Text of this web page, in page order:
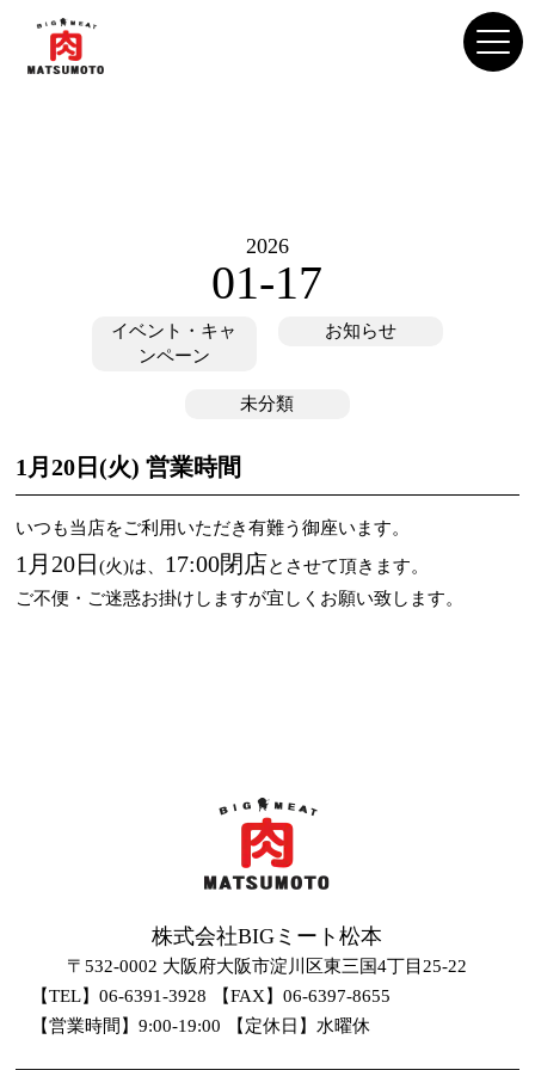
2026
01-17
イベント・キャ
ンペーン
お知らせ
未分類
1月20日(火) 営業時間
いつも当店をご利用いただき有難う御座います。
1月20日(火)は、 17:00閉店とさせて頂きます。
ご不便・ご迷惑お掛けしますが宜しくお願い致します。
株式会社BIGミート松本
〒532-0002 大阪府大阪市淀川区東三国4丁目25-22
【TEL】06-6391-3928
【FAX】06-6397-8655
【営業時間】9:00-19:00
【定休日】水曜休